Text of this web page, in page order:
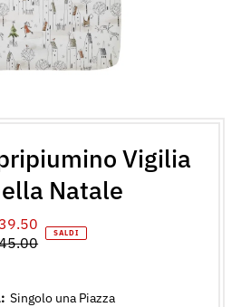
Vigilia
Natale
Prezzo
di
Prezzo
SALDI
Singolo una Piazza